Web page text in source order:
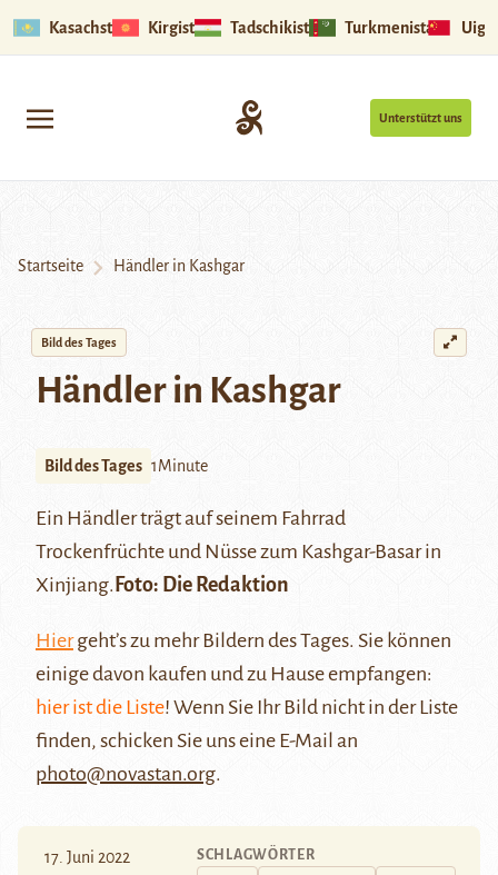
Kasachstan Kirgistan Tadschikistan Turkmenistan
Unterstützt uns
Startseite Händler in Kashgar
Bild des Tages
Händler in Kashgar
Bild des Tages 1Minute
Ein Händler trägt auf seinem Fahrrad
Trockenfrüchte und Nüsse zum Kashgar-Basar in
Xinjiang.Foto: Die Redaktion
Hiergeht’s zu mehr Bildern des Tages. Sie können
einige davon kaufen und zu Hause empfangen:
hier ist die Liste! Wenn Sie Ihr Bild nicht in der Liste
finden, schicken Sie uns eine E-Mail an
photo@novastan.org.
17. Juni 2022 SCHLAGWÖRTER